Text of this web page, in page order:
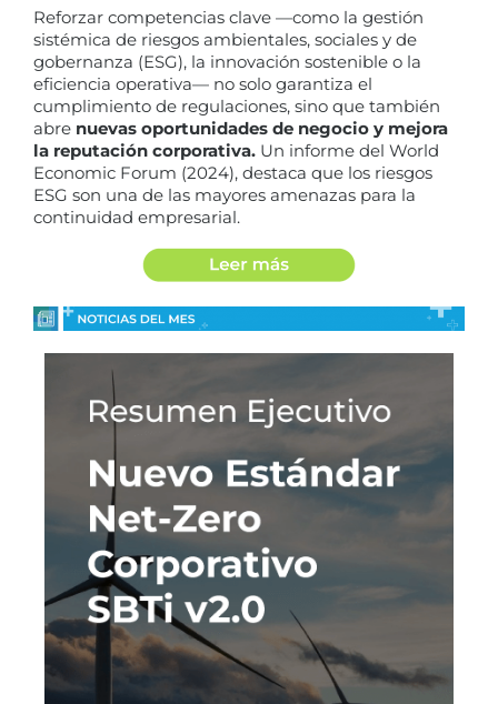
Reforzar competencias clave —como la gestión
sistémica de riesgos ambientales, sociales y de
gobernanza (ESG), la innovación sostenible o la
eficiencia operativa— no solo garantiza el
cumplimiento de regulaciones, sino que también
abre nuevas oportunidades de negocio y mejora
la reputación corporativa. Un informe del World
Economic Forum (2024), destaca que los riesgos
ESG son una de las mayores amenazas para la
continuidad empresarial.